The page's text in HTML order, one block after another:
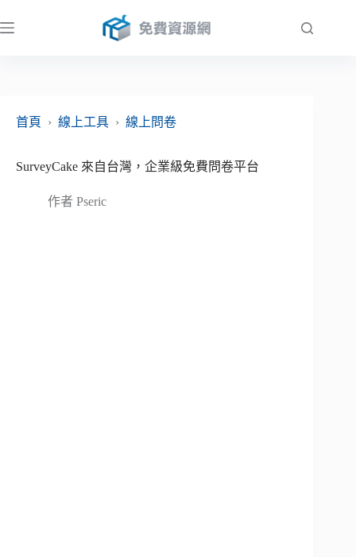
至
首頁
› 線上工具 › 線上問卷
SurveyCake 來自台灣，企業級免費問卷平台
作者 Pseric